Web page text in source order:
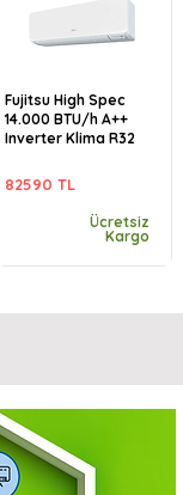
Fujitsu High Spec
14.000 BTU/h A++
Inverter Klima R32
82590 TL
Ücretsiz
Kargo